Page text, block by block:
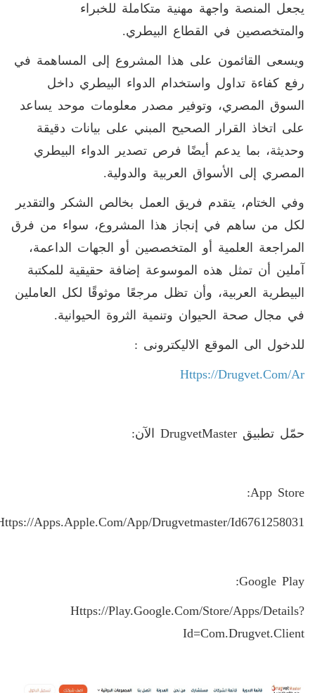
يجعل المنصة واجهة مهنية متكاملة للخبراء
والمتخصصين في القطاع البيطري.
ويسعى القائمون على هذا المشروع إلى المساهمة في
رفع كفاءة تداول واستخدام الدواء البيطري داخل
السوق المصري، وتوفير مصدر معلومات موحد يساعد
على اتخاذ القرار الصحيح المبني على بيانات دقيقة
وحديثة، بما يدعم أيضًا فرص تصدير الدواء البيطري
المصري إلى الأسواق العربية والدولية.
وفي الختام، يتقدم فريق العمل بخالص الشكر والتقدير
لكل من ساهم في إنجاز هذا المشروع، سواء من فرق
المراجعة العلمية أو المتخصصين أو الجهات الداعمة،
آملين أن تمثل هذه الموسوعة إضافة حقيقية للمكتبة
البيطرية العربية، وأن تظل مرجعًا موثوقًا لكل العاملين
في مجال صحة الحيوان وتنمية الثروة الحيوانية.
للدخول الى الموقع الاليكترونى :
Https://drugvet.com/ar
حمّل تطبيق DrugvetMaster الآن:
App Store
:
apps.apple.com/app/drugvetmaster/id6761258031
Google Play
:
Https://play.google.com/store/apps/details?
Id=com.drugvet.client